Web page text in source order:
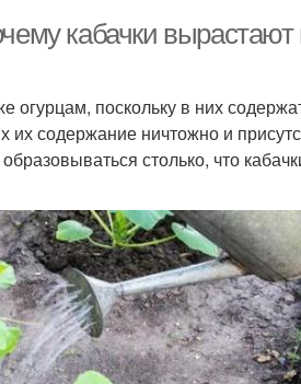
кабачки вырастают
поскольку в них
содержание ничтожно и
столько, что